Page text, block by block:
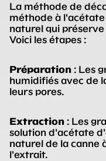
La méthode de
méthode à
naturel qui
Voici les étapes :
Préparation : Les
humidifiés avec de
leurs pores.
Extraction : Les
solution d'acétate
naturel de la canne
l'extrait.